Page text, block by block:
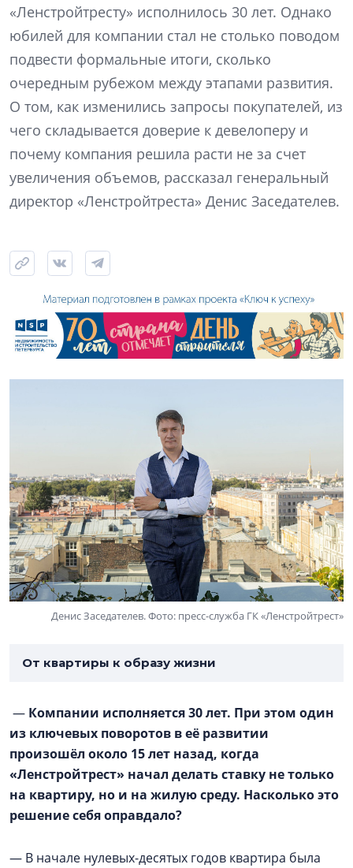
«Ленстройтресту» исполнилось 30 лет. Однако
юбилей для компании стал не столько поводом
подвести формальные итоги, сколько
очередным рубежом между этапами развития.
О том, как изменились запросы покупателей, из
чего складывается доверие к девелоперу и
почему компания решила расти не за счет
увеличения объемов, рассказал генеральный
директор «Ленстройтреста» Денис Заседателев.
Денис Заседателев. Фото: пресс-служба ГК «Ленстройтрест»
От квартиры к образу жизни
— Компании исполняется 30 лет. При этом один
из ключевых поворотов в её развитии
произошёл около 15 лет назад, когда
«Ленстройтрест» начал делать ставку не только
на квартиру, но и на жилую среду. Насколько это
решение себя оправдало?
— В начале нулевых-десятых годов квартира была